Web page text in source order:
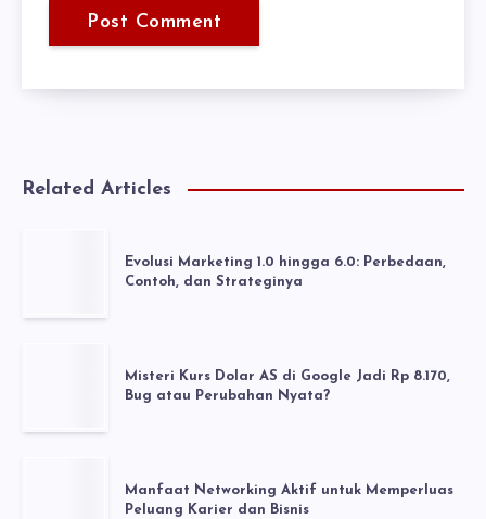
Related Articles
Evolusi Marketing 1.0 hingga 6.0: Perbedaan,
Contoh, dan Strateginya
Misteri Kurs Dolar AS di Google Jadi Rp 8.170,
Bug atau Perubahan Nyata?
Manfaat Networking Aktif untuk Memperluas
Peluang Karier dan Bisnis